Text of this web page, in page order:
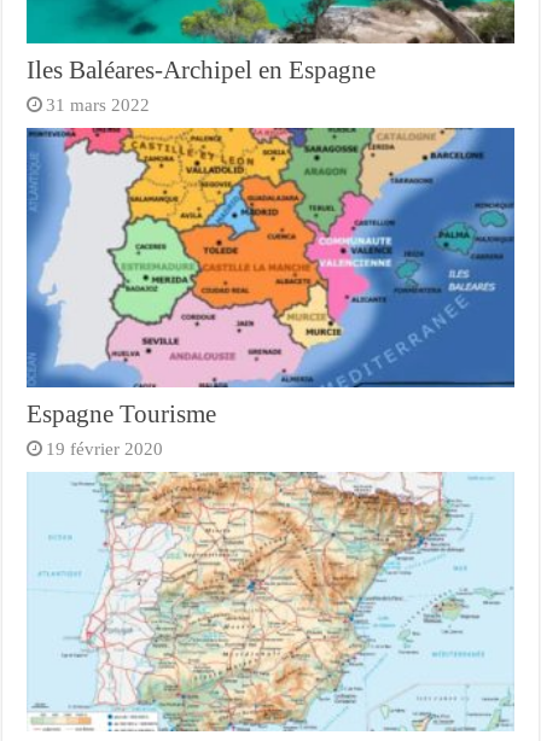
Iles Baléares-Archipel en Espagne
31 mars 2022
Espagne Tourisme
19 février 2020